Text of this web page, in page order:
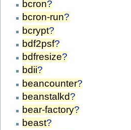
bcron?
bcron-run?
bcrypt?
bdf2psf?
bdfresize?
bdii?
beancounter?
beanstalkd?
bear-factory?
beast?